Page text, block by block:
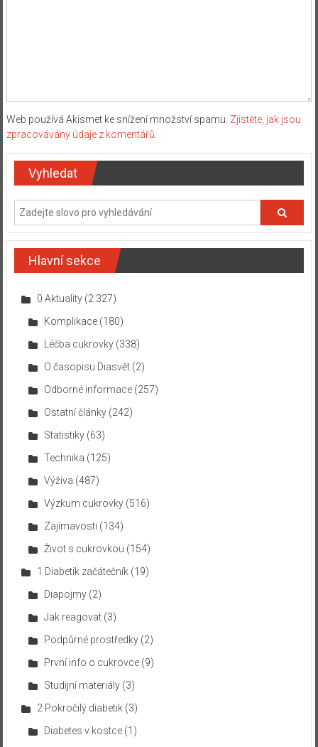
Web používá Akismet ke snížení množství spamu. Zjistěte, jak jsou
zpracovávány údaje z komentářů.
Vyhledat
Hlavní sekce
0 Aktuality(2 327)
Komplikace(180)
Léčba cukrovky(338)
O časopisu Diasvět(2)
Odborné informace(257)
Ostatní články(242)
Statistiky(63)
Technika (125)
Výživa (487)
Výzkum cukrovky(516)
Zajímavosti (134)
Život s cukrovkou (154)
1 Diabetik začátečník(19)
Diapojmy(2)
Jak reagovat(3)
Podpůrné prostředky(2)
První info o cukrovce(9)
Studijní materiály(3)
2 Pokročilý diabetik(3)
Diabetes v kostce(1)